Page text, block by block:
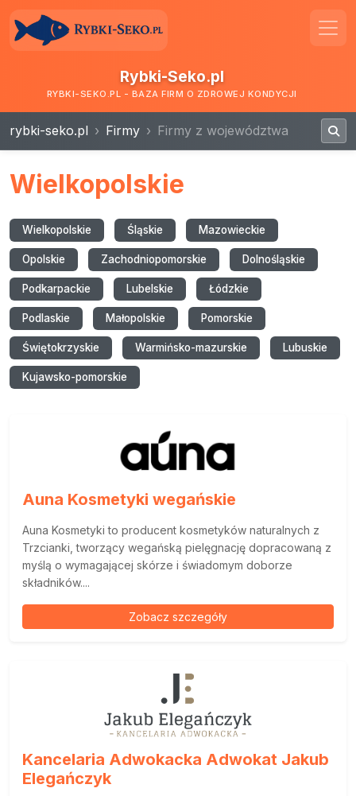
Rybki-Seko.pl
RYBKI-SEKO.PL - BAZA FIRM O ZDROWEJ KONDYCJI
rybki-seko.pl Firmy Firmy z województwa
Wielkopolskie
Wielkopolskie Śląskie Mazowieckie
Opolskie Zachodniopomorskie Dolnośląskie
Podkarpackie Lubelskie Łódzkie
Podlaskie Małopolskie Pomorskie
Świętokrzyskie Warmińsko-mazurskie Lubuskie
Kujawsko-pomorskie
Auna Kosmetyki wegańskie
Auna Kosmetyki to producent kosmetyków naturalnych z
Trzcianki, tworzący wegańską pielęgnację dopracowaną z
myślą o wymagającej skórze i świadomym doborze
składników....
Zobacz szczegóły
Kancelaria Adwokacka Adwokat Jakub
Elegańczyk